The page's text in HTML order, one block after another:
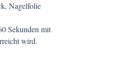
Nagelfolie
Sekunden mit
wird.